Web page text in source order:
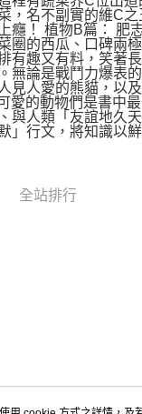
，名不副實的維C
癮！ 植物B篇： 肥
圈的西瓜、口碑兩
有趣又有料，笑著
無論是戰鬥力爆表
見人愛的熊貓，以
愛的動物們是書中
與人類「友誼地久
」行文，將知識以
全站排行